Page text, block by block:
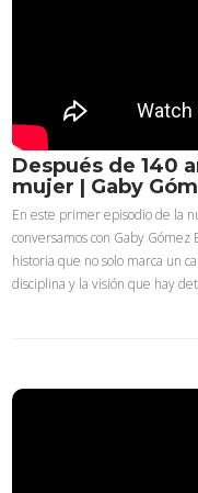
Después de 140
mujer | Gaby
En este primer episodio de la
conversamos con Gaby
historia que no solo marca un
disciplina y la visión que hay